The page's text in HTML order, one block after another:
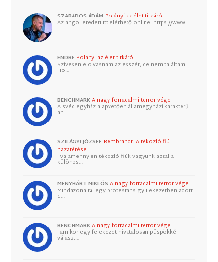
SZABADOS ÁDÁM Polányi az élet titkáról
Az angol eredeti itt elérhető online: https://www.…
ENDRE Polányi az élet titkáról
Szívesen elolvasnám az esszét, de nem találtam.
Ho…
BENCHMARK A nagy forradalmi terror vége
A svéd egyház alapvetően államegyházi karakterű
an…
SZILÁGYI JÓZSEF Rembrandt: A tékozló fiú
hazatérése
"Valamennyien tékozló fiúk vagyunk azzal a
különbs…
MENYHÁRT MIKLÓS A nagy forradalmi terror vége
Mindazonáltal egy protestáns gyülekezetben adott
d…
BENCHMARK A nagy forradalmi terror vége
"amikor egy felekezet hivatalosan püspökké
választ…